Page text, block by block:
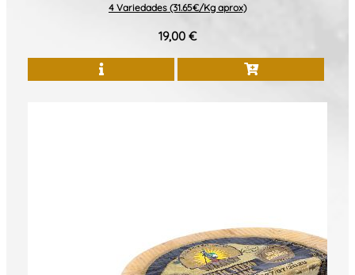
4 Variedades (31.65€/Kg aprox)
19,00 €